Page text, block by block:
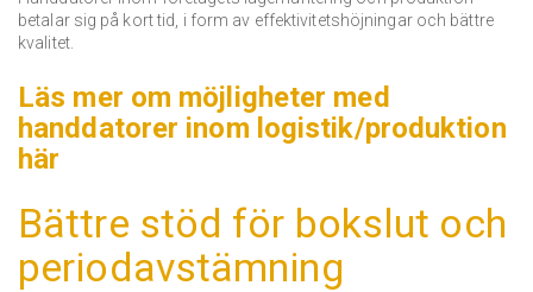
betalar sig på kort tid, i form av effektivitetshöjningar och bättre
kvalitet.
Läs mer om möjligheter med
handdatorer inom logistik/produktion
här
Bättre stöd för bokslut och
periodavstämning